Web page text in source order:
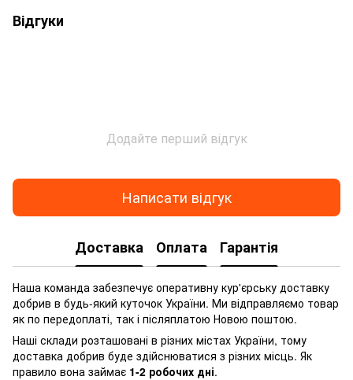
Відгуки
Додайте перший відгук
Написати відгук
Доставка Оплата Гарантія
Наша команда забезпечує оперативну кур'єрську доставку
добрив в будь-який куточок України. Ми відправляємо товар
як по передоплаті, так і післяплатою Новою поштою.
Наші склади розташовані в різних містах України, тому
доставка добрив буде здійснюватися з різних місць. Як
правило вона займає 1-2 робочих дні.